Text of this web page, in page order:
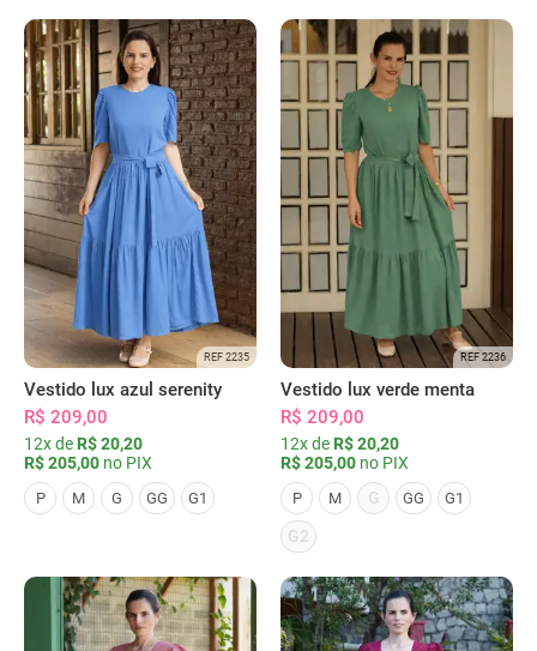
REF 2235
Vestido lux azul serenity
R$ 209,00
12x de R$ 20,20
R$ 205,00 no PIX
P M G GG G1
REF 2236
Vestido lux verde menta
R$ 209,00
12x de R$ 20,20
R$ 205,00 no PIX
P M G GG G1
G2